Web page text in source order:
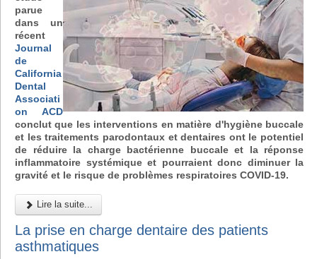
parue
dans un
récent
Journal
de
California
Dental
Associati
on ACD
conclut que les interventions en matière d'hygiène buccale
et les traitements parodontaux et dentaires ont le potentiel
de réduire la charge bactérienne buccale et la réponse
inflammatoire systémique et pourraient donc diminuer la
gravité et le risque de problèmes respiratoires COVID-19.
Lire la suite...
La prise en charge dentaire des patients
asthmatiques